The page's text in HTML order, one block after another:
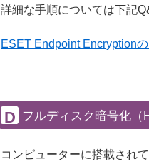
詳細な手順については下記
ESET Endpoint Encryption
D フルディスク暗号化（
コンピューターに搭載され